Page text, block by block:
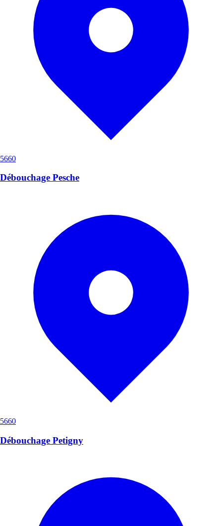
5660
Débouchage Pesche
5660
Débouchage Petigny